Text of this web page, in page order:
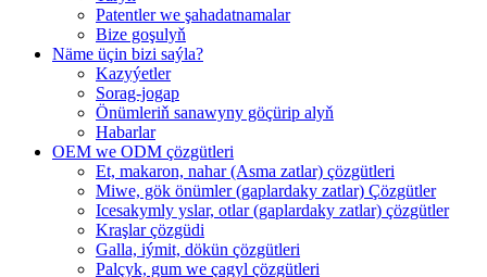
Patentler we şahadatnamalar
Bize goşulyň
Näme üçin bizi saýla?
Kazyýetler
Sorag-jogap
Önümleriň sanawyny göçürip alyň
Habarlar
OEM we ODM çözgütleri
Et, makaron, nahar (Asma zatlar) çözgütleri
Miwe, gök önümler (gaplardaky zatlar) Çözgütler
Icesakymly yslar, otlar (gaplardaky zatlar) çözgütler
Kraşlar çözgüdi
Galla, iýmit, dökün çözgütleri
Palçyk, gum we çagyl çözgütleri